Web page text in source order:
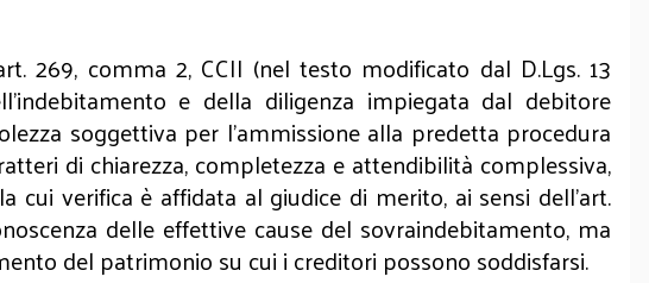
269, comma 2, CCII (nel testo modificato dal D.Lgs. 13
e della diligenza impiegata dal debitore
soggettiva per l’ammissione alla predetta procedura
di chiarezza, completezza e attendibilità complessiva,
verifica è affidata al giudice di merito, ai sensi dell'art.
delle effettive cause del sovraindebitamento, ma
del patrimonio su cui i creditori possono soddisfarsi.